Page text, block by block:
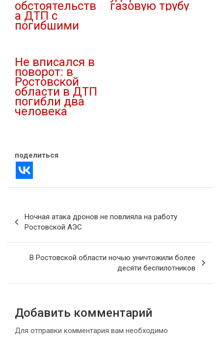
обстоятельств
а ДТП с
погибшими
газовую трубу
Не вписался в
поворот: в
Ростовской
области в ДТП
погибли два
человека
поделиться
по
записям
Ночная атака дронов не повлияла на работу
Ростовской АЭС
В Ростовской области ночью уничтожили более
десяти беспилотников
Добавить комментарий
Для отправки комментария вам необходимо